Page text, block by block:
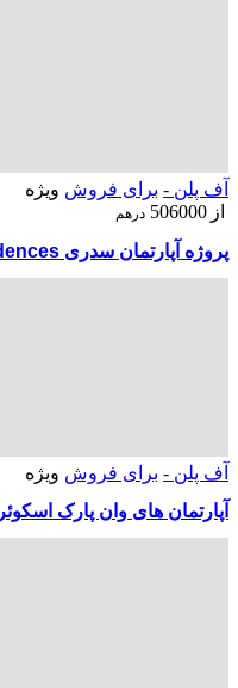
آف پلن - برای فروش ویژه
از 506000 درهم
پروژه آپارتمان سدری Sidr Residences در اکسپو سیتی
آف پلن - برای فروش ویژه
آپارتمان های وان پارک اسکوئر One Park Square از سازنده ایمان